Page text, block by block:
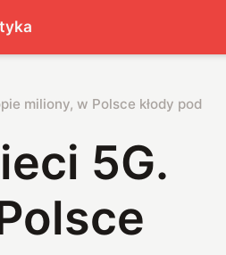
miliony, w Polsce kłody pod nogi
5G.